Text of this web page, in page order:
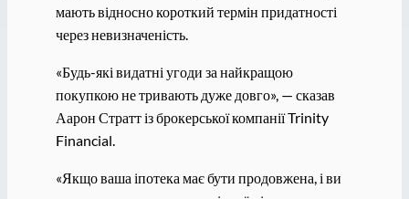
мають відносно короткий термін придатності
через невизначеність.
«Будь-які видатні угоди за найкращою
покупкою не тривають дуже довго», — сказав
Аарон Стратт із брокерської компанії Trinity
Financial.
«Якщо ваша іпотека має бути продовжена, і ви